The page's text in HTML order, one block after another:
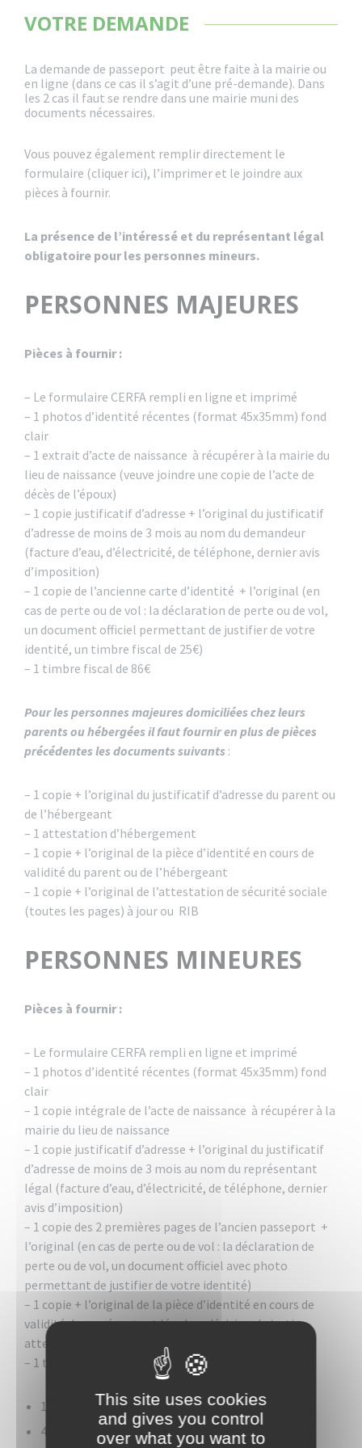
VOTRE DEMANDE
La demande de passeport peut être faite à la mairie ou
en ligne (dans ce cas il s’agit d’une pré-demande). Dans
les 2 cas il faut se rendre dans une mairie muni des
documents nécessaires.
Vous pouvez également remplir directement le
formulaire (cliquer ici), l’imprimer et le joindre aux
pièces à fournir.
La présence de l’intéressé et du représentant légal
obligatoire pour les personnes mineurs.
PERSONNES MAJEURES
Pièces à fournir :
– Le formulaire CERFA rempli en ligne et imprimé
– 1 photos d’identité récentes (format 45x35mm) fond
clair
– 1 extrait d’acte de naissance à récupérer à la mairie du
lieu de naissance (veuve joindre une copie de l’acte de
décès de l’époux)
– 1 copie justificatif d’adresse + l’original du justificatif
d’adresse de moins de 3 mois au nom du demandeur
(facture d’eau, d’électricité, de téléphone, dernier avis
d’imposition)
– 1 copie de l’ancienne carte d’identité + l’original (en
cas de perte ou de vol : la déclaration de perte ou de vol,
un document officiel permettant de justifier de votre
identité, un timbre fiscal de 25€)
– 1 timbre fiscal de 86€
Pour les personnes majeures domiciliées chez leurs
parents ou hébergées il faut fournir en plus de pièces
précédentes les documents suivants :
– 1 copie + l’original du justificatif d’adresse du parent ou
de l’hébergeant
– 1 attestation d’hébergement
– 1 copie + l’original de la pièce d’identité en cours de
validité du parent ou de l’hébergeant
– 1 copie + l’original de l’attestation de sécurité sociale
(toutes les pages) à jour ou RIB
PERSONNES MINEURES
Pièces à fournir :
– Le formulaire CERFA rempli en ligne et imprimé
– 1 photos d’identité récentes (format 45x35mm) fond
clair
– 1 copie intégrale de l’acte de naissance à récupérer à la
mairie du lieu de naissance
– 1 copie justificatif d’adresse + l’original du justificatif
d’adresse de moins de 3 mois au nom du représentant
légal (facture d’eau, d’électricité, de téléphone, dernier
avis d’imposition)
– 1 copie des 2 premières pages de l’ancien passeport +
l’original (en cas de perte ou de vol : la déclaration de
perte ou de vol, un document officiel avec photo
permettant de justifier de votre identité)
– 1 copie + l’original de la pièce d’identité en cours de
validité du représentant légal ou décision de justice
attestant la qualité de tuteur
– 1 timbre fiscal
17€ pour les mineurs de moins de15 ans
42€ pour les mineurs de 15 ans et plus
This site uses cookies
and gives you control
over what you want to